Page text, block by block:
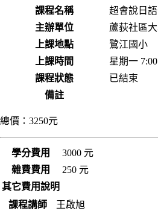
課程名稱
超會說日語
主辦單位
蘆荻社區
上課地點
鷺江國小
上課時間
星期一
課程狀態
已結束
備註
總價： 3250元
學分費用
3000 元
雜費費用
250 元
其它費用說明
課程講師
王啟旭